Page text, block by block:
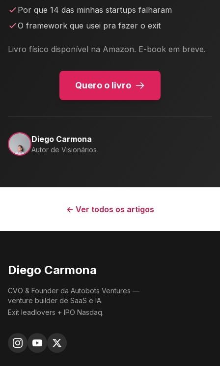
Por que 14 das minhas startups falharam
O framework que usei pra fazer o exit
Livro físico disponível na Amazon. E-book em breve.
Quero o livro
Diego Carmona
Autor de Visionários
← Ver todos os artigos
Diego Carmona
CVO & Founder da Autobots Ventures —
venture builder de SaaS e IA.
Exit leadlovers + IPO Nasdaq.